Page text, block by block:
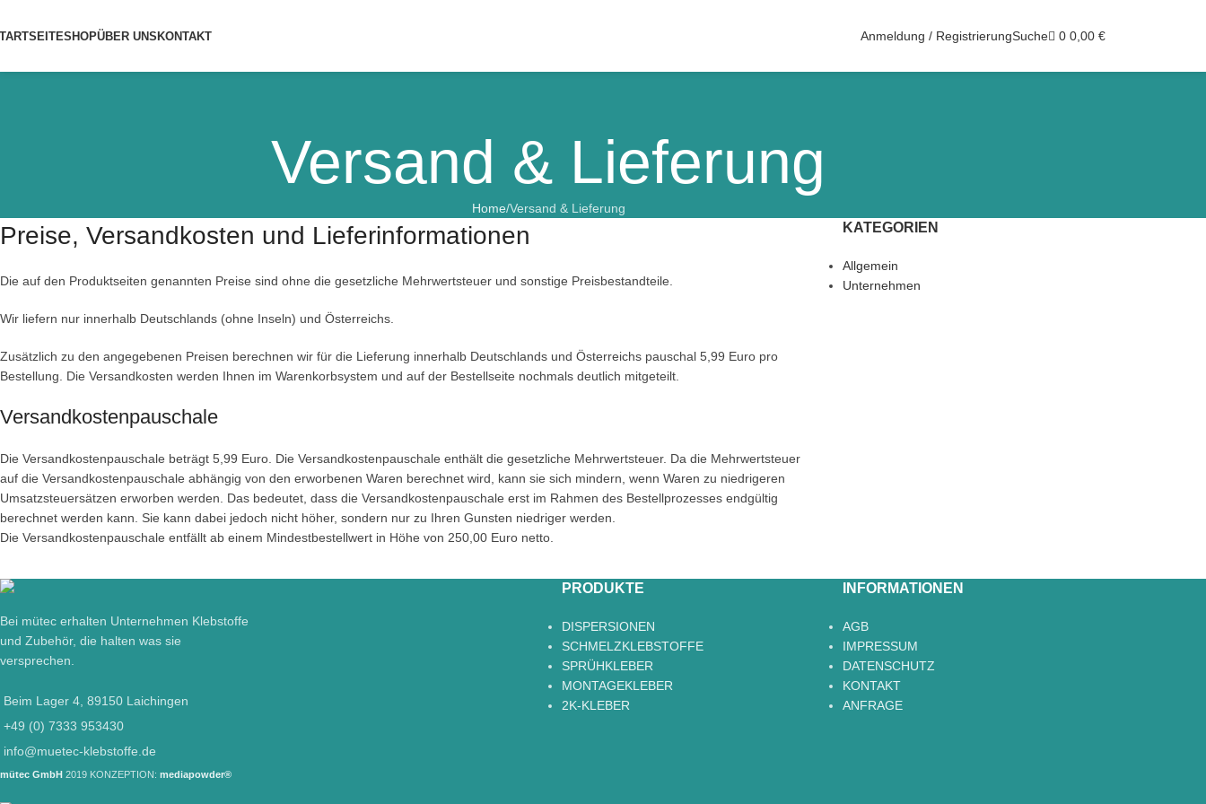
SHOPÜBER UNSKONTAKT Anmeldung / RegistrierungSuche 0 0,00 €
Versand & Lieferung
Home Versand & Lieferung
Preise, Versandkosten und Lieferinformationen
Die auf den Produktseiten genannten Preise sind ohne die gesetzliche Mehrwertsteuer und sonstige Preisbestandteile.
Wir liefern nur innerhalb Deutschlands (ohne Inseln) und Österreichs.
Zusätzlich zu den angegebenen Preisen berechnen wir für die Lieferung innerhalb Deutschlands und Österreichs pauschal 5,99 Euro pro
Bestellung. Die Versandkosten werden Ihnen im Warenkorbsystem und auf der Bestellseite nochmals deutlich mitgeteilt.
Versandkostenpauschale
Die Versandkostenpauschale beträgt 5,99 Euro. Die Versandkostenpauschale enthält die gesetzliche Mehrwertsteuer. Da die Mehrwertsteuer
auf die Versandkostenpauschale abhängig von den erworbenen Waren berechnet wird, kann sie sich mindern, wenn Waren zu niedrigeren
Umsatzsteuersätzen erworben werden. Das bedeutet, dass die Versandkostenpauschale erst im Rahmen des Bestellprozesses endgültig
berechnet werden kann. Sie kann dabei jedoch nicht höher, sondern nur zu Ihren Gunsten niedriger werden.
Die Versandkostenpauschale entfällt ab einem Mindestbestellwert in Höhe von 250,00 Euro netto.
KATEGORIEN
Allgemein
Unternehmen
Bei mütec erhalten Unternehmen Klebstoffe
und Zubehör, die halten was sie
versprechen.
Beim Lager 4, 89150 Laichingen
+49 (0) 7333 953430
info@muetec-klebstoffe.de
PRODUKTE
DISPERSIONEN
SCHMELZKLEBSTOFFE
SPRÜHKLEBER
MONTAGEKLEBER
2K-KLEBER
INFORMATIONEN
AGB
IMPRESSUM
DATENSCHUTZ
KONTAKT
ANFRAGE
mütec GmbH 2019 KONZEPTION: mediapowder®